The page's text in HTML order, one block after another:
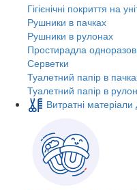
Гігієнічні покриття на
Рушники в пачках
Рушники в рулонах
Простирадла
Серветки
Туалетний папір в
Туалетний папір в
Витратні матеріали